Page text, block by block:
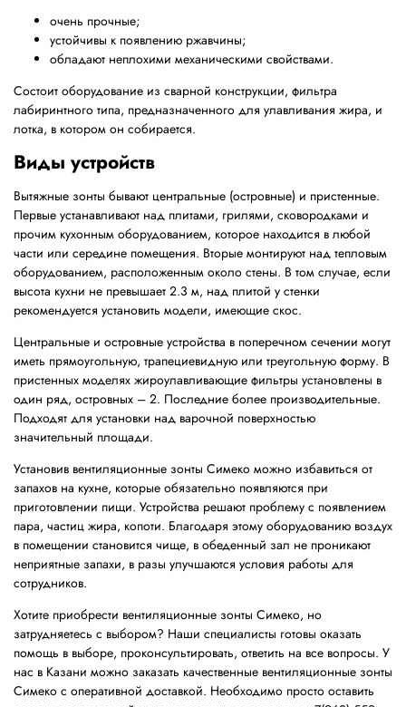
очень прочные;
устойчивы к появлению ржавчины;
обладают неплохими механическими свойствами.
Состоит оборудование из сварной конструкции, фильтра
лабиринтного типа, предназначенного для улавливания жира, и
лотка, в котором он собирается.
Виды устройств
Вытяжные зонты бывают центральные (островные) и пристенные.
Первые устанавливают над плитами, грилями, сковородками и
прочим кухонным оборудованием, которое находится в любой
части или середине помещения. Вторые монтируют над тепловым
оборудованием, расположенным около стены. В том случае, если
высота кухни не превышает 2.3 м, над плитой у стенки
рекомендуется установить модели, имеющие скос.
Центральные и островные устройства в поперечном сечении могут
иметь прямоугольную, трапециевидную или треугольную форму. В
пристенных моделях жироулавливающие фильтры установлены в
один ряд, островных – 2. Последние более производительные.
Подходят для установки над варочной поверхностью
значительный площади.
Установив вентиляционные зонты Симеко можно избавиться от
запахов на кухне, которые обязательно появляются при
приготовлении пищи. Устройства решают проблему с появлением
пара, частиц жира, копоти. Благодаря этому оборудованию воздух
в помещении становится чище, в обеденный зал не проникают
неприятные запахи, в разы улучшаются условия работы для
сотрудников.
Хотите приобрести вентиляционные зонты Симеко, но
затрудняетесь с выбором? Наши специалисты готовы оказать
помощь в выборе, проконсультировать, ответить на все вопросы. У
нас в Казани можно заказать качественные вентиляционные зонты
Симеко с оперативной доставкой. Необходимо просто оставить